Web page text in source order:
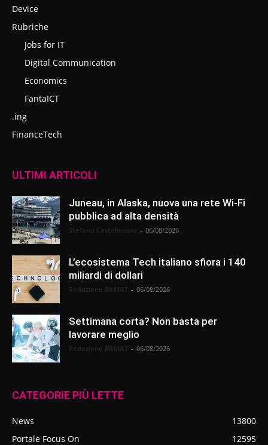
Device
Rubriche
Jobs for IT
Digital Communication
Economics
FantaICT
.ing
FinanceTech
ULTIMI ARTICOLI
Juneau, in Alaska, nuova una rete Wi-Fi
pubblica ad alta densità
- 06/08/2026
L’ecosistema Tech italiano sfiora i 140
miliardi di dollari
- 06/08/2026
Settimana corta? Non basta per
lavorare meglio
- 06/08/2026
CATEGORIE PIÙ LETTE
News
13800
Portale Focus On
12595